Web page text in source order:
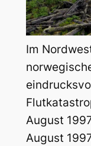
Im
August
August